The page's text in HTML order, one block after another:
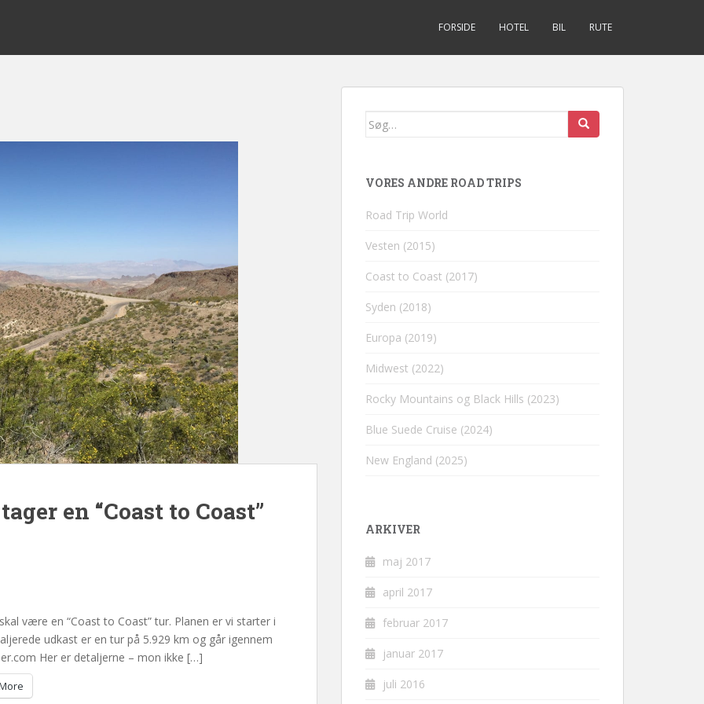
FORSIDE HOTEL BIL RUTE
en “Coast to Coast”
være en “Coast to Coast” tur. Planen er vi starter i
udkast er en tur på 5.929 km og går igennem
Her er detaljerne – mon ikke […]
Søg
efter:
VORES ANDRE ROAD TRIPS
Road Trip World
Vesten (2015)
Coast to Coast (2017)
Syden (2018)
Europa (2019)
Midwest (2022)
Rocky Mountains og Black Hills (2023)
Blue Suede Cruise (2024)
New England (2025)
ARKIVER
maj 2017
april 2017
februar 2017
januar 2017
juli 2016